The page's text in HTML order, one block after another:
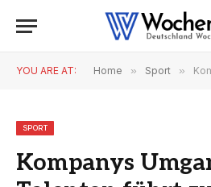
YOU ARE AT: Home » Sport »
SPORT
Kompanys